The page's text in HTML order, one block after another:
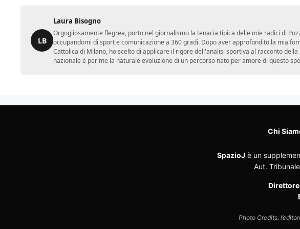
LB
Laura Bisogno
Orgogliosamente flegrea, porto nel giornalismo la tenacia tipica delle mie radici di
occupandomi di sport e comunicazione a 360 gradi. Dopo aver approfondito la mia
Cattolica di Milano, ho scelto di applicare il rigore dell'analisi sportiva al racconto
nazionale è per me la naturale evoluzione di un percorso nato per amore di questo
Chi
SpazioJ è un
Aut.
Photo Credits: